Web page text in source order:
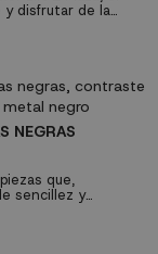
y disfrutar de la
NEGRAS
que,
sencillez y
de clara influencia